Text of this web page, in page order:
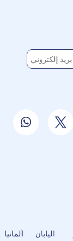
اليابان ألمانيا